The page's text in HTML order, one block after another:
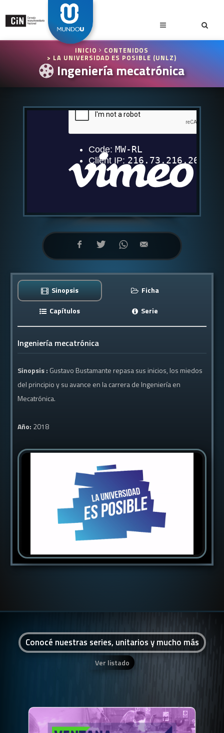
INICIO CONTENIDOS
> LA UNIVERSIDAD ES POSIBLE (UNLZ)
Ingeniería mecatrónica
Sinopsis
Ficha
Capítulos
Serie
Ingeniería mecatrónica
Sinopsis : Gustavo Bustamante repasa sus inicios, los miedos
del principio y su avance en la carrera de Ingeniería en
Mecatrónica.
Año: 2018
Conocé nuestras series, unitarios y mucho más
Ver listado